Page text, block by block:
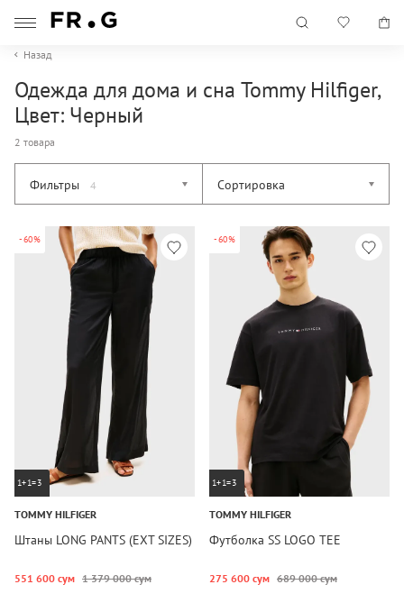
Назад
Одежда для дома и сна Tommy Hilfiger,
Цвет: Черный
2 товара
Фильтры 4 Сортировка
-60%
1+1=3
TOMMY HILFIGER
Штаны LONG PANTS (EXT SIZES)
551 600 сум 1 379 000 сум
-60%
1+1=3
TOMMY HILFIGER
Футболка SS LOGO TEE
275 600 сум 689 000 сум